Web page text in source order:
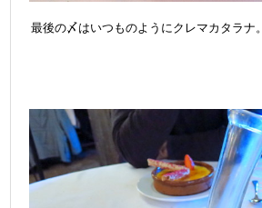
最後の〆はいつものようにクレマカタラナ。